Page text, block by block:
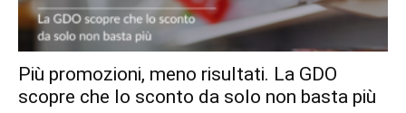
Più promozioni, meno risultati. La GDO
scopre che lo sconto da solo non basta più